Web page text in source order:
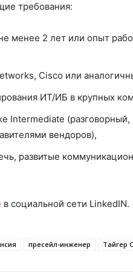
требования:
менее 2 лет или опыт
Cisco или
ИТ/ИБ в крупных
Intermediate
вендоров),
развитые
в социальной сети LinkedIN.
пресейл-инженер Тайгер